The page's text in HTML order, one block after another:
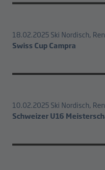
18.02.2025 Ski Nordisch,
Swiss Cup Campra
10.02.2025 Ski Nordisch,
Schweizer U16